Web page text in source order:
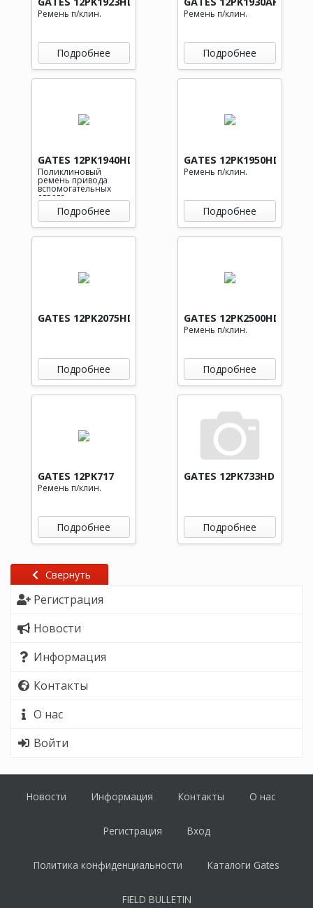
Свернуть
Регистрация
Новости
Информация
Контакты
О нас
Войти
Ремень п/клин.
Подробнее
Ремень п/клин.
Подробнее
GATES 12PK1940HD
Поликлиновый
ремень привода
вспомогательных
агрега
Подробнее
GATES 12PK1950HD
Ремень п/клин.
Подробнее
GATES 12PK2075HD
Подробнее
GATES 12PK2500HD
Ремень п/клин.
Подробнее
GATES 12PK717
Ремень п/клин.
Подробнее
GATES 12PK733HD
Подробнее
Новости Информация Контакты О нас
Регистрация Вход
Политика конфиденциальности Каталоги Gates
FIELD BULLETIN